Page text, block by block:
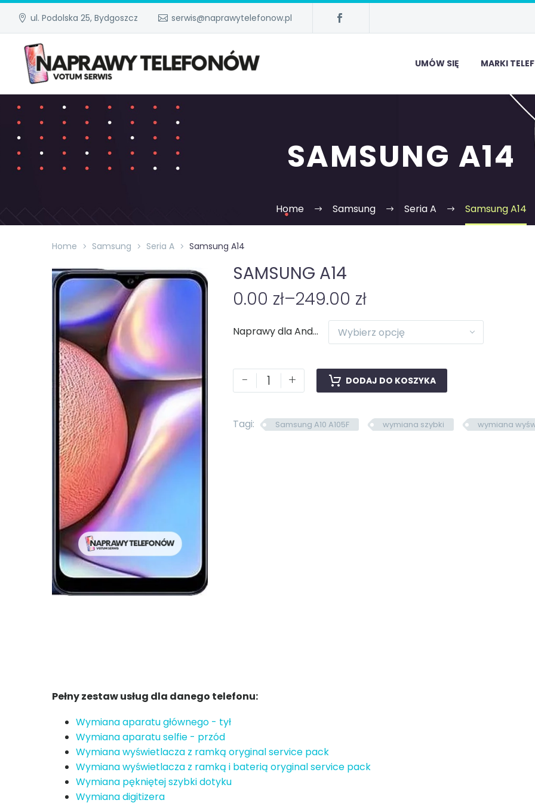
ul. Podolska 25, Bydgoszcz serwis@naprawytelefonow.pl
UMÓW SIĘ MARKI
SAMSUNG A14
Home Samsung Seria A Samsung A14
Home Samsung Seria A Samsung A14
SAMSUNG A14
0.00 zł–249.00 zł
Naprawy dla Android Wybierz opcję
- + DODAJ DO KOSZYKA
Tagi: Samsung A10 A105F wymiana szybki wymiana
Pełny zestaw usług dla danego telefonu:
Wymiana aparatu głównego - tył
Wymiana aparatu selfie - przód
Wymiana wyświetlacza z ramką oryginal service pack
Wymiana wyświetlacza z ramką i baterią oryginal service pack
Wymiana pękniętej szybki dotyku
Wymiana digitizera